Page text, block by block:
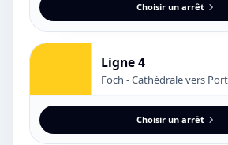
Choisir un arrêt
Ligne 4
Foch - Cathédrale vers
Choisir un arrêt